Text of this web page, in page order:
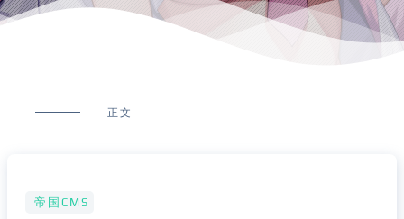
正文
帝国CMS